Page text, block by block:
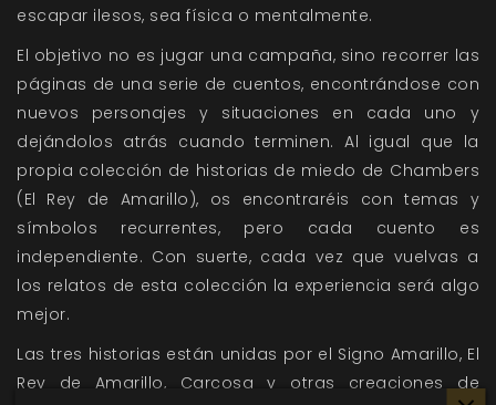
escapar ilesos, sea física o mentalmente.
El objetivo no es jugar una campaña, sino recorrer las
páginas de una serie de cuentos, encontrándose con
nuevos personajes y situaciones en cada uno y
dejándolos atrás cuando terminen. Al igual que la
propia colección de historias de miedo de Chambers
(El Rey de Amarillo), os encontraréis con temas y
símbolos recurrentes, pero cada cuento es
independiente. Con suerte, cada vez que vuelvas a
los relatos de esta colección la experiencia será algo
mejor.
Las tres historias están unidas por el Signo Amarillo, El
Rey de Amarillo, Carcosa y otras creaciones de